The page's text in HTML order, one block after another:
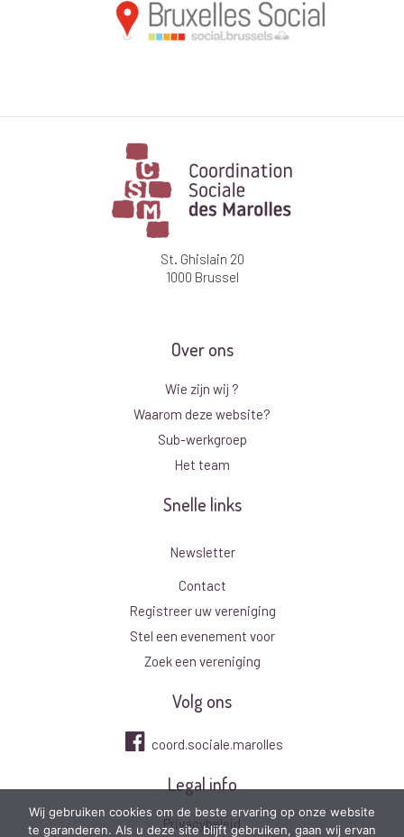
St. Ghislain 20
1000 Brussel
Over ons
Wie zijn wij ?
Waarom deze website?
Sub-werkgroep
Het team
Snelle links
Newsletter
Contact
Registreer uw vereniging
Stel een evenement voor
Zoek een vereniging
Volg ons
coord.sociale.marolles
Legal info
Privacybeleid
Wij gebruiken cookies om de beste ervaring op onze website
te garanderen. Als u deze site blijft gebruiken, gaan wij ervan